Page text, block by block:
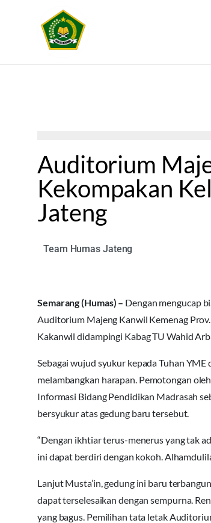
Auditorium
Kekompakan
Jateng
Team Humas Jateng
Semarang (Humas) – Dengan mengucap
Auditorium Majeng Kanwil Kemenag
Kakanwil didampingi Kabag TU Wahid
Sebagai wujud syukur kepada Tuhan
melambangkan harapan. Pemotongan
Informasi Bidang Pendidikan Madrasah
bersyukur atas gedung baru tersebut.
“Dengan ikhtiar terus-menerus yang tak
ini dapat berdiri dengan kokoh.
Lanjut Musta’in, gedung ini baru
dapat terselesaikan dengan sempurna.
yang bagus. Pemilihan tata letak